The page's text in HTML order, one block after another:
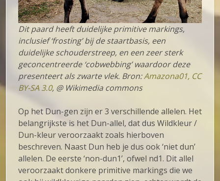
Dit paard heeft duidelijke primitive markings,
inclusief ‘frosting’ bij de staartbasis, een
duidelijke schouderstreep, en een zeer sterk
geconcentreerde ‘cobwebbing’ waardoor deze
presenteert als zwarte vlek. Bron:Amazona01, CC
BY-SA 3.0, @ Wikimedia commons
Op het Dun-gen zijn er 3 verschillende allelen. Het
belangrijkste is het Dun-allel, dat dus Wildkleur /
Dun-kleur veroorzaakt zoals hierboven
beschreven. Naast Dun heb je dus ook ‘niet dun’
allelen. De eerste ‘non-dun1’, ofwel nd1. Dit allel
veroorzaakt donkere primitive markings die we